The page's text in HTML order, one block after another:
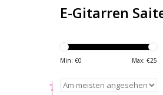
E-Gitarren
Min: €0 Max: €25